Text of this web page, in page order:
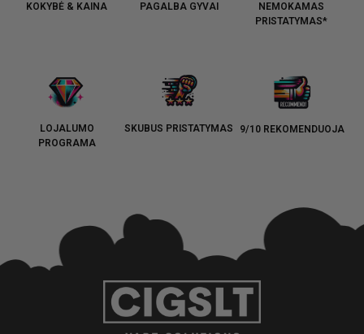
KOKYBĖ & KAINA PAGALBA GYVAI
NEMOKAMAS
PRISTATYMAS*
LOJALUMO
PROGRAMA
SKUBUS PRISTATYMAS 9/10 REKOMENDUOJA